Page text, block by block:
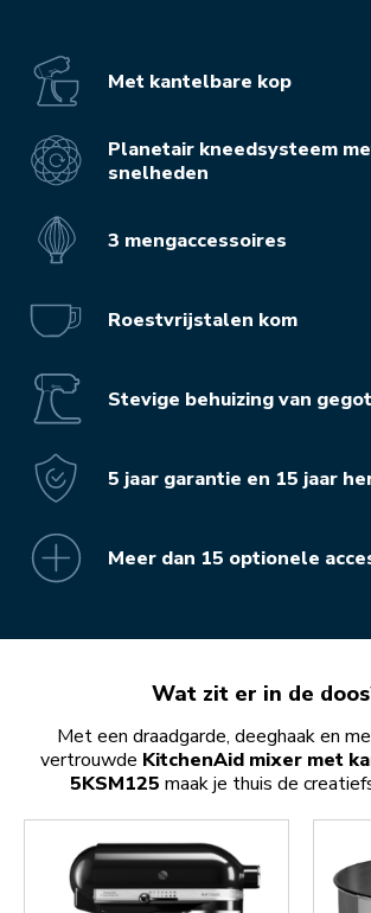
Met kantelbare kop
Planetair kneedsysteem
snelheden
3 mengaccessoires
Roestvrijstalen kom
Stevige behuizing van
5 jaar garantie en 15 jaar
Meer dan 15 optionele
Wat zit er in de
Met een draadgarde, deeghaak en
vertrouwde KitchenAid mixer met
5KSM125 maak je thuis de